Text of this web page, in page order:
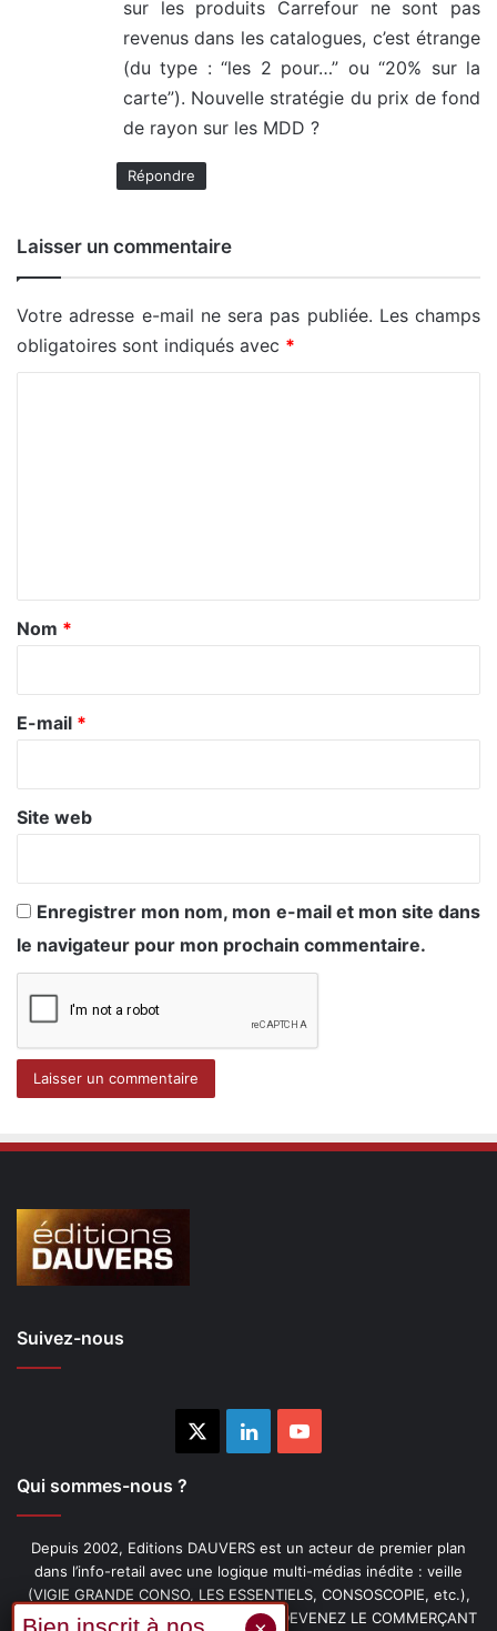
:
sur les produits Carrefour ne sont pas
revenus dans les catalogues, c’est étrange
(du type : “les 2 pour…” ou “20% sur la
carte”). Nouvelle stratégie du prix de fond
de rayon sur les MDD ?
Répondre
Laisser un commentaire
Votre adresse e-mail ne sera pas publiée. Les champs
obligatoires sont indiqués avec *
a
r
e
Nom *
E-mail *
Site web
Enregistrer mon nom, mon e-mail et mon site dans
le navigateur pour mon prochain commentaire.
Suivez-nous
LinkedinYouTube
Qui sommes-nous ?
Depuis 2002, Editions DAUVERS est un acteur de premier plan
dans l’info-retail avec une logique multi-médias inédite : veille
(VIGIE GRANDE CONSO, LES ESSENTIELS, CONSOSCOPIE, etc.),
livres (PENSER-CLIENT, IMAGE-PRIX, DEVENEZ LE COMMERÇANT